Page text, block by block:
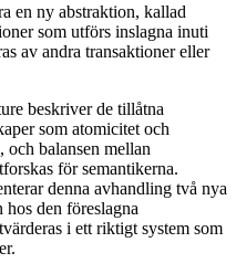
en ny abstraktion, kallad
som utförs inslagna inuti
av andra transaktioner eller
beskriver de tillåtna
som atomicitet och
och balansen mellan
för semantikerna.
denna avhandling två nya
den föreslagna
i ett riktigt system som